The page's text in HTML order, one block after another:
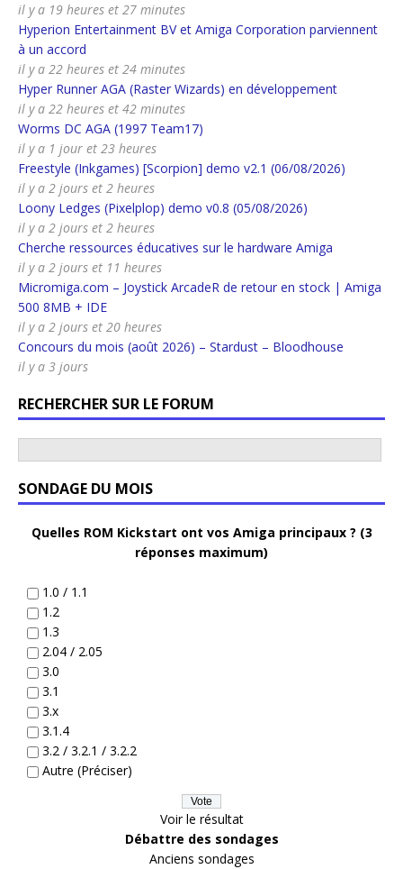
il y a 19 heures et 27 minutes
Hyperion Entertainment BV et Amiga Corporation parviennent
à un accord
il y a 22 heures et 24 minutes
Hyper Runner AGA (Raster Wizards) en développement
il y a 22 heures et 42 minutes
Worms DC AGA (1997 Team17)
il y a 1 jour et 23 heures
Freestyle (Inkgames) [Scorpion] demo v2.1 (06/08/2026)
il y a 2 jours et 2 heures
Loony Ledges (Pixelplop) demo v0.8 (05/08/2026)
il y a 2 jours et 2 heures
Cherche ressources éducatives sur le hardware Amiga
il y a 2 jours et 11 heures
Micromiga.com – Joystick ArcadeR de retour en stock | Amiga
500 8MB + IDE
il y a 2 jours et 20 heures
Concours du mois (août 2026) – Stardust – Bloodhouse
il y a 3 jours
RECHERCHER SUR LE FORUM
SONDAGE DU MOIS
Quelles ROM Kickstart ont vos Amiga principaux ? (3
réponses maximum)
1.0 / 1.1
1.2
1.3
2.04 / 2.05
3.0
3.1
3.x
3.1.4
3.2 / 3.2.1 / 3.2.2
Autre (Préciser)
Voir le résultat
Débattre des sondages
Anciens sondages